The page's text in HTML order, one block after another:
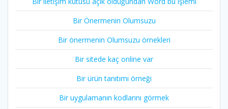
Bir Önermenin Olumsuzu
Bir önermenin Olumsuzu örnekleri
Bir sitede kaç online var
Bir ürün tanıtımı örneği
Bir uygulamanın kodlarını görmek